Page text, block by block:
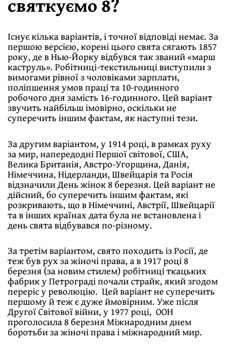
Існує кiлька варiантiв, i точної вiдповiдi немає. За
першою версiєю, коренi цього свята сягають 1857
року, де в Нью-Йорку вiдбувся так званий «марш
каструль». Робiтницi-текстильницi виступили з
вимогами рiвної з чоловiками зарплати,
полiпшення умов працi та 10-годинного
робочого дня замiсть 16-годинного. Цей варiант
звучить найбiльш iмовiрно, оскiльки не
суперечить iншим фактам, як наступнi тези.
За другим варiантом, у 1914 роцi, в рамках руху
за мир, напередоднi Першої свiтової, США,
Велика Британiя, Австро-Угорщина, Данiя,
Нiмеччина, Нiдерланди, Швейцарiя та Росiя
вiдзначили День жiнок 8 березня. Цей варiант не
дiйсний, бо суперечить iншим фактам, якi
розкривають, що в Нiмеччинi, Австрiї, Швейцарiї
та в iнших країнах дата була не встановлена i
день свята вiдбувався по-рiзному.
За третiм варiантом, свято походить iз Росiї, де
теж був рух за жiночi права, а в 1917 роцi 8
березня (за новим стилем) робiтницi ткацьких
фабрик у Петроградi почали страйк, який згодом
перерiс у революцiю. Цей варiант не суперечить
першому й теж є дуже ймовiрним. Уже пiсля
Другої Свiтової вiйни, у 1977 роцi, ООН
проголосила 8 березня Мiжнародним днем
боротьби за жiночi права i мiжнародний мир.